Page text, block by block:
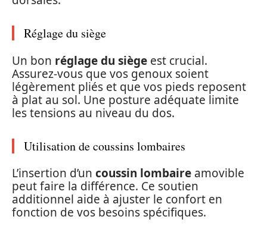
Réglage du siège
Un bon réglage du siège est crucial.
Assurez-vous que vos genoux soient
légèrement pliés et que vos pieds reposent
à plat au sol. Une posture adéquate limite
les tensions au niveau du dos.
Utilisation de coussins lombaires
L’insertion d’un coussin lombaire amovible
peut faire la différence. Ce soutien
additionnel aide à ajuster le confort en
fonction de vos besoins spécifiques.